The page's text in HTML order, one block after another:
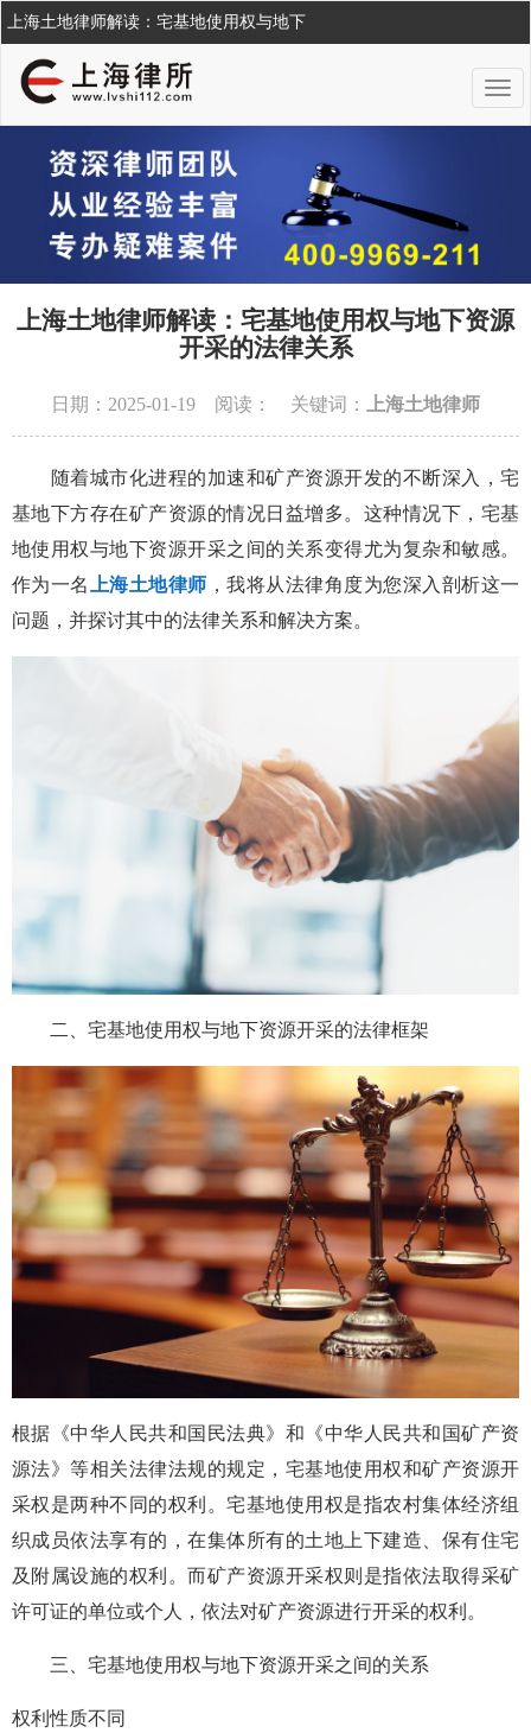
上海土地律师解读：宅基地使用权与地下
上海土地律师解读：宅基地使用权与地下资源
开采的法律关系
日期：2025-01-19 阅读： 关键词： 上海土地律师
随着城市化进程的加速和矿产资源开发的不断深入，宅
基地下方存在矿产资源的情况日益增多。这种情况下，宅基
地使用权与地下资源开采之间的关系变得尤为复杂和敏感。
作为一名
上海土地律师 ，我将从法律角度为您深入剖析这一
问题，并探讨其中的法律关系和解决方案。
二、宅基地使用权与地下资源开采的法律框架
根据《中华人民共和国民法典》和《中华人民共和国矿产资
源法》等相关法律法规的规定，宅基地使用权和矿产资源开
采权是两种不同的权利。宅基地使用权是指农村集体经济组
织成员依法享有的，在集体所有的土地上下建造、保有住宅
及附属设施的权利。而矿产资源开采权则是指依法取得采矿
许可证的单位或个人，依法对矿产资源进行开采的权利。
三、宅基地使用权与地下资源开采之间的关系
权利性质不同